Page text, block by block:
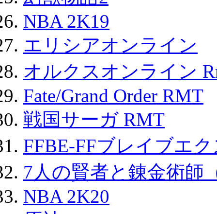
NBA 2K19
エリシアオンライン
オルクスオンライン
Fate/Grand Order RMT
戦国サーガ RMT
FFBE-FFブレイブエ
7人の賢者と錬金術師
NBA 2K20